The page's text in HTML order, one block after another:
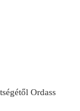
Ordass